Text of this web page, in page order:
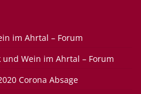
im Ahrtal – Forum
und Wein im Ahrtal – Forum
Corona Absage